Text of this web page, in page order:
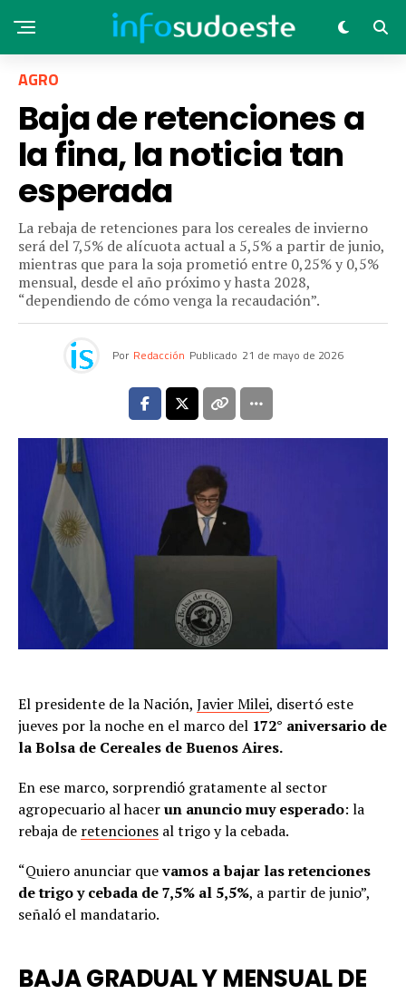
AGRO
Baja de retenciones a
la fina, la noticia tan
esperada
La rebaja de retenciones para los cereales de invierno
será del 7,5% de alícuota actual a 5,5% a partir de junio,
mientras que para la soja prometió entre 0,25% y 0,5%
mensual, desde el año próximo y hasta 2028,
“dependiendo de cómo venga la recaudación”.
Por Redacción Publicado 21 de mayo de 2026
El presidente de la Nación, Javier Milei, disertó este
jueves por la noche en el marco del 172° aniversario de
la Bolsa de Cereales de Buenos Aires.
En ese marco, sorprendió gratamente al sector
agropecuario al hacerun anuncio muy esperado: la
rebaja de retenciones al trigo y la cebada.
“Quiero anunciar quevamos a bajar las retenciones
de trigo y cebada de 7,5% al 5,5%, a partir de junio”,
señaló el mandatario.
BAJA GRADUAL Y MENSUAL DE